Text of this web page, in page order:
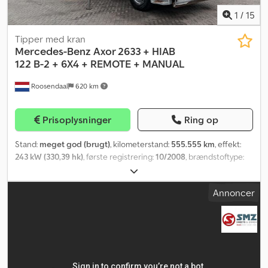
1 / 15
Roosendaal 620 km
Tipper med kran
Mercedes-Benz Axor 2633 + HIAB
122 B-2 + 6X4 + REMOTE + MANUAL
Prisoplysninger Ring op
Stand: meget god (brugt), kilometerstand: 555.555 km, effekt:
243 kW (330,39 hk), første registrering:10/2008, brændstoftype:
, brændstof:
førerhus:dagkabine, geartype:mekanisk, emissionsklasse:Euro 4,
, læsningsbredde:
2008, Udstyr:
, = Yderligere
muligheder og tilbehør = Diverse - Aluminiumbrændstoftank
Annoncer